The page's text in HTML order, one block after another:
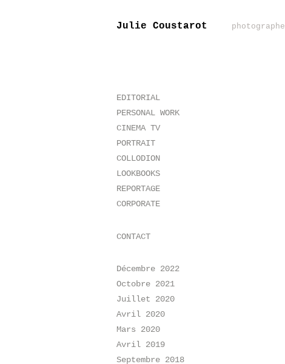
Julie Coustarot photographe
EDITORIAL
PERSONAL WORK
CINEMA TV
PORTRAIT
COLLODION
LOOKBOOKS
REPORTAGE
CORPORATE
CONTACT
Décembre 2022
Octobre 2021
Juillet 2020
Avril 2020
Mars 2020
Avril 2019
Septembre 2018